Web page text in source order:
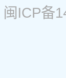
闽ICP备